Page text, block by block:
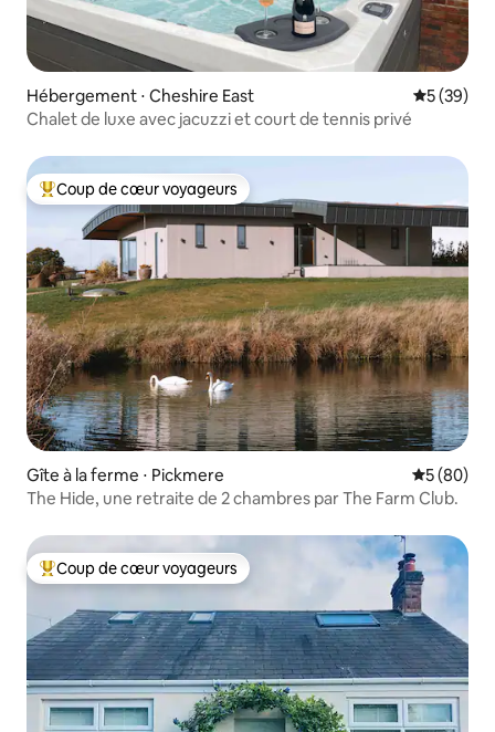
Hébergement ⋅ Cheshire East
5 (39)
Chalet de luxe avec jacuzzi et court de tennis privé
Coups de cœur voyageurs les plus appréciés
Coup de cœur voyageurs
Gîte à la ferme ⋅ Pickmere
5 (80)
The Hide, une retraite de 2 chambres par The Farm Club.
Coups de cœur voyageurs les plus appréciés
Coup de cœur voyageurs